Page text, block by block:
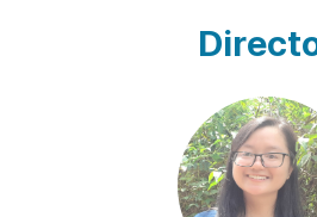
다. 감독은 무엇이 두려웠던
데뷔작 <안개 속의 아이들>을
을을 찾아, 십 대 소녀 디와 친
와 자매애라고 불러도 좋을 법
하지만 설 명절을 지내던 어느